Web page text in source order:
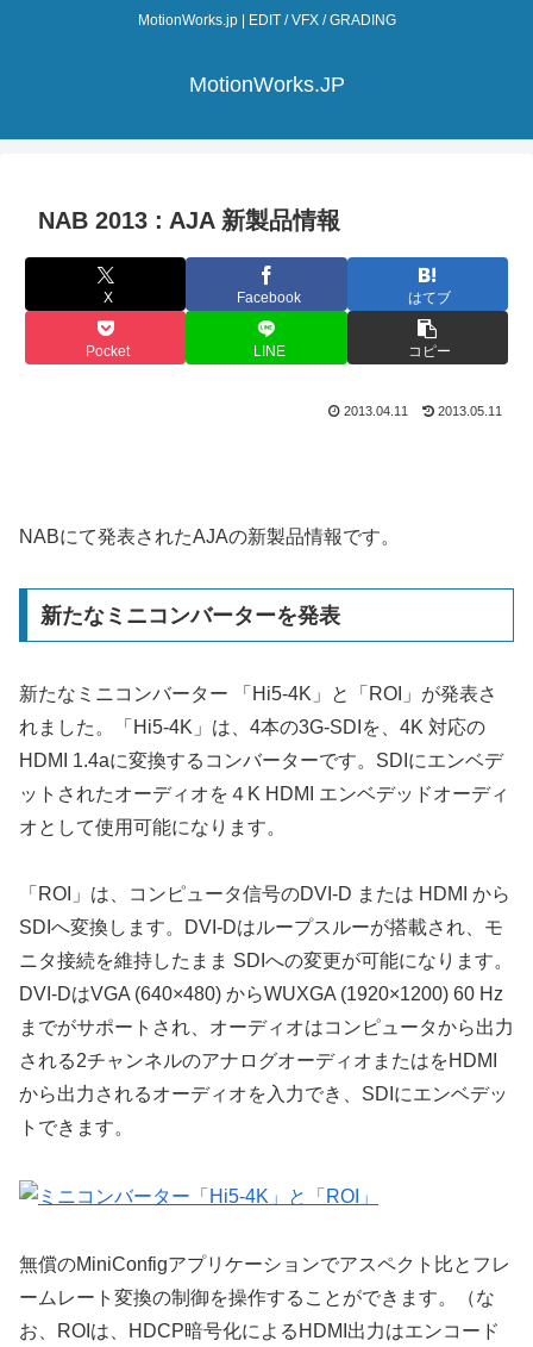
MotionWorks.jp | EDIT / VFX / GRADING
MotionWorks.JP
NAB 2013 : AJA 新製品情報
X Facebook はてブ
Pocket LINE コピー
2013.04.11 2013.05.11
NABにて発表されたAJAの新製品情報です。
新たなミニコンバーターを発表
新たなミニコンバーター 「Hi5-4K」と「ROI」が発表さ
れました。「Hi5-4K」は、4本の3G-SDIを、4K 対応の
HDMI 1.4aに変換するコンバーターです。SDIにエンベデ
ットされたオーディオを４K HDMI エンベデッドオーディ
オとして使用可能になります。
「ROI」は、コンピュータ信号のDVI-D または HDMI から
SDIへ変換します。DVI-Dはループスルーが搭載され、モ
ニタ接続を維持したまま SDIへの変更が可能になります。
DVI-DはVGA (640×480) からWUXGA (1920×1200) 60 Hz
までがサポートされ、オーディオはコンピュータから出力
される2チャンネルのアナログオーディオまたはをHDMI
から出力されるオーディオを入力でき、SDIにエンベデッ
トできます。
無償のMiniConfigアプリケーションでアスペクト比とフレ
ームレート変換の制御を操作することができます。（な
お、ROIは、HDCP暗号化によるHDMI出力はエンコード